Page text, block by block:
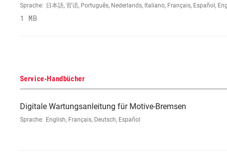
Sprache: 日本語, 官话, Português, Nederlands, Italiano, Français, Español,
1 MB
Service-Handbücher
Digitale Wartungsanleitung für Motive-Bremsen
Sprache: English, Français, Deutsch, Español